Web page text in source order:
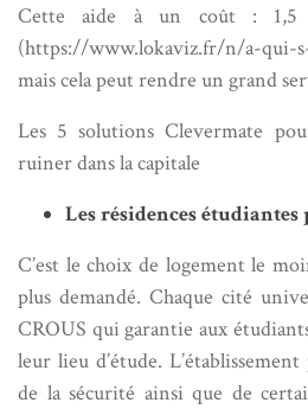
Cette aide à un coût : 1,5
(https://www.lokaviz.fr/n/a-qui-
mais cela peut rendre un grand
Les 5 solutions Clevermate
ruiner dans la capitale
Les résidences
C’est le choix de logement le
plus demandé. Chaque cité
CROUS qui garantie aux
leur lieu d’étude.
de la sécurité ainsi que de